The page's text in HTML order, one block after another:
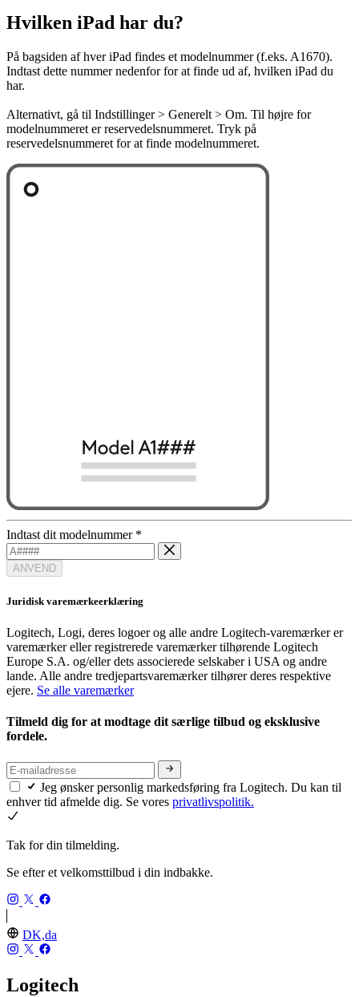
Hvilken iPad har du?
På bagsiden af hver iPad findes et modelnummer (f.eks. A1670).
Indtast dette nummer nedenfor for at finde ud af, hvilken iPad du
har.
Alternativt, gå til Indstillinger > Generelt > Om. Til højre for
modelnummeret er reservedelsnummeret. Tryk på
reservedelsnummeret for at finde modelnummeret.
Indtast dit modelnummer *
ANVEND
Juridisk varemærkeerklæring
Logitech, Logi, deres logoer og alle andre Logitech-varemærker er
varemærker eller registrerede varemærker tilhørende Logitech
Europe S.A. og/eller dets associerede selskaber i USA og andre
lande. Alle andre tredjepartsvaremærker tilhører deres respektive
ejere. Se alle varemærker
Tilmeld dig for at modtage dit særlige tilbud og eksklusive
fordele.
Jeg ønsker personlig markedsføring fra Logitech. Du kan til
enhver tid afmelde dig. Se vores privatlivspolitik.
Tak for din tilmelding.
Se efter et velkomsttilbud i din indbakke.
DK,da
Logitech